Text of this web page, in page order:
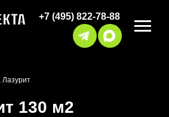
+7 (495) 822-78-88
Лазурит
130 м2